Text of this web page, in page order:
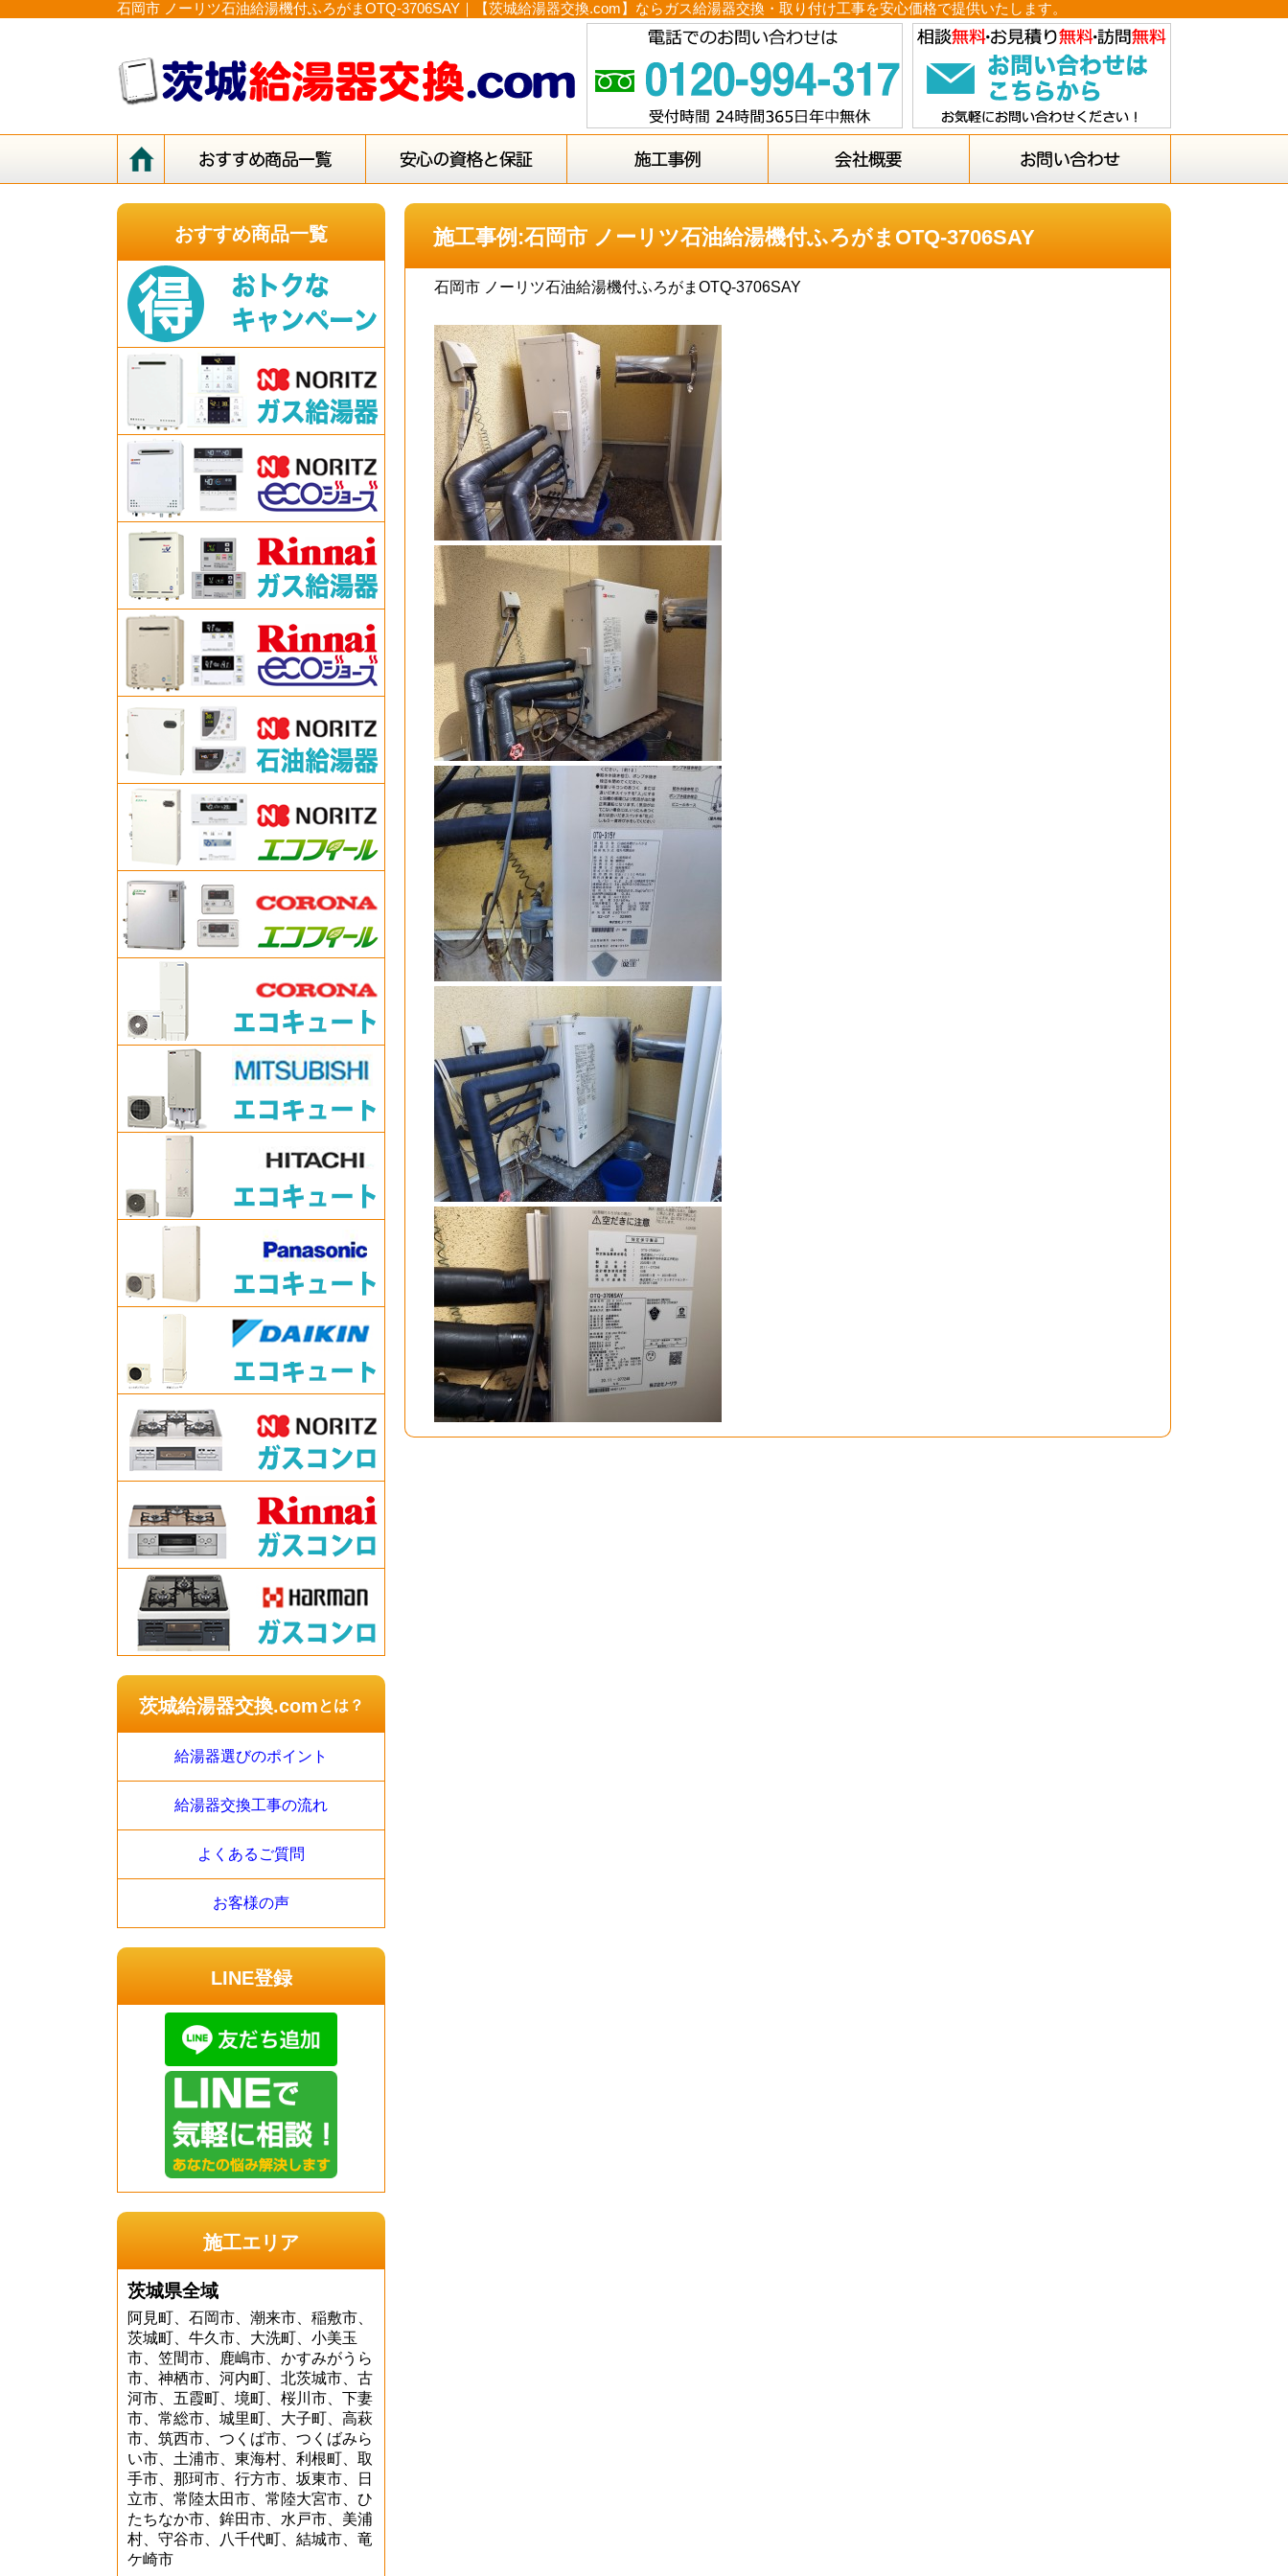
石岡市 ノーリツ石油給湯機付ふろがまOTQ-3706SAY｜【茨城給湯器交換.com】ならガス給湯器交換・取り付け工事を安心価格で提供いたします。
施工事例:石岡市 ノーリツ石油給湯機付ふろがまOTQ-3706SAY
石岡市 ノーリツ石油給湯機付ふろがまOTQ-3706SAY
おすすめ商品一覧
茨城給湯器交換.comとは？
給湯器選びのポイント
給湯器交換工事の流れ
よくあるご質問
お客様の声
LINE登録
施工エリア
茨城県全域
阿見町、石岡市、潮来市、稲敷市、
茨城町、牛久市、大洗町、小美玉
市、笠間市、鹿嶋市、かすみがうら
市、神栖市、河内町、北茨城市、古
河市、五霞町、境町、桜川市、下妻
市、常総市、城里町、大子町、高萩
市、筑西市、つくば市、つくばみら
い市、土浦市、東海村、利根町、取
手市、那珂市、行方市、坂東市、日
立市、常陸太田市、常陸大宮市、ひ
たちなか市、鉾田市、水戸市、美浦
村、守谷市、八千代町、結城市、竜
ケ崎市